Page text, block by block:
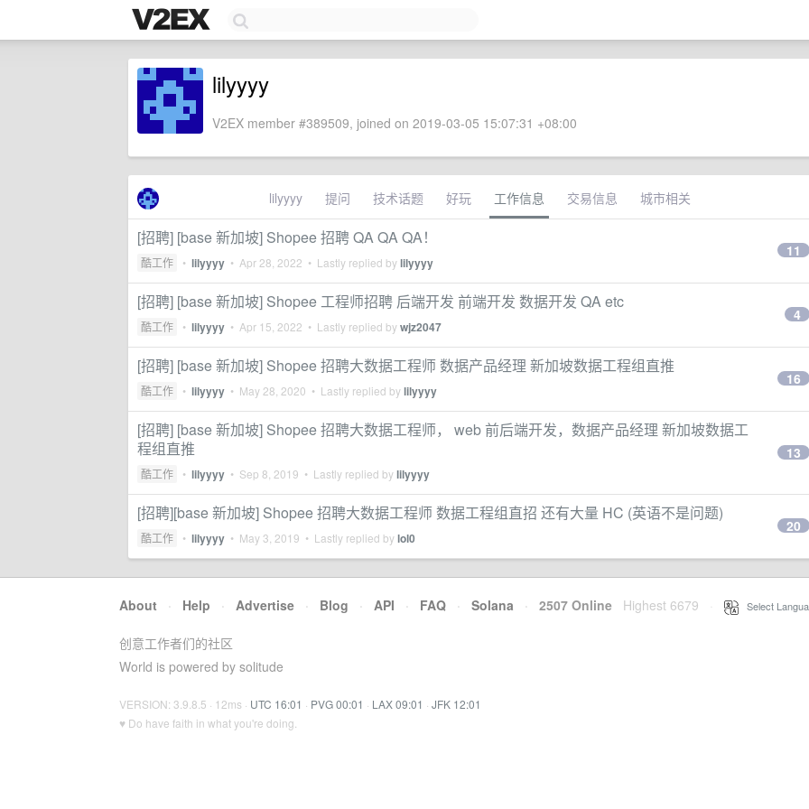
lilyyyy
V2EX member #389509, joined on 2019-03-05 15:07:31 +08:00
lilyyyy 提问 技术话题 好玩 工作信息 交易信息 城市相关
[招聘] [base 新加坡] Shopee 招聘 QA QA QA！
酷工作 • lilyyyy • Apr 28, 2022 • Lastly replied bylilyyyy
11
[招聘] [base 新加坡] Shopee 工程师招聘 后端开发 前端开发 数据开发 QA etc
酷工作 • lilyyyy • Apr 15, 2022 • Lastly replied bywjz2047
4
[招聘] [base 新加坡] Shopee 招聘大数据工程师 数据产品经理 新加坡数据工程组直推
酷工作 • lilyyyy • May 28, 2020 • Lastly replied bylilyyyy
16
[招聘] [base 新加坡] Shopee 招聘大数据工程师， web 前后端开发，数据产品经理 新加坡数据工
程组直推
酷工作 • lilyyyy • Sep 8, 2019 • Lastly replied bylilyyyy
13
[招聘][base 新加坡] Shopee 招聘大数据工程师 数据工程组直招 还有大量 HC (英语不是问题)
酷工作 • lilyyyy • May 3, 2019 • Lastly replied bylol0
20
About · Help · Advertise · Blog · API · FAQ · Solana · 2507 Online Highest 6679 Select
创意工作者们的社区
World is powered by solitude
VERSION: 3.9.8.5 · 12ms · UTC 16:01 · PVG 00:01 · LAX 09:01 · JFK 12:01
♥ Do have faith in what you're doing.